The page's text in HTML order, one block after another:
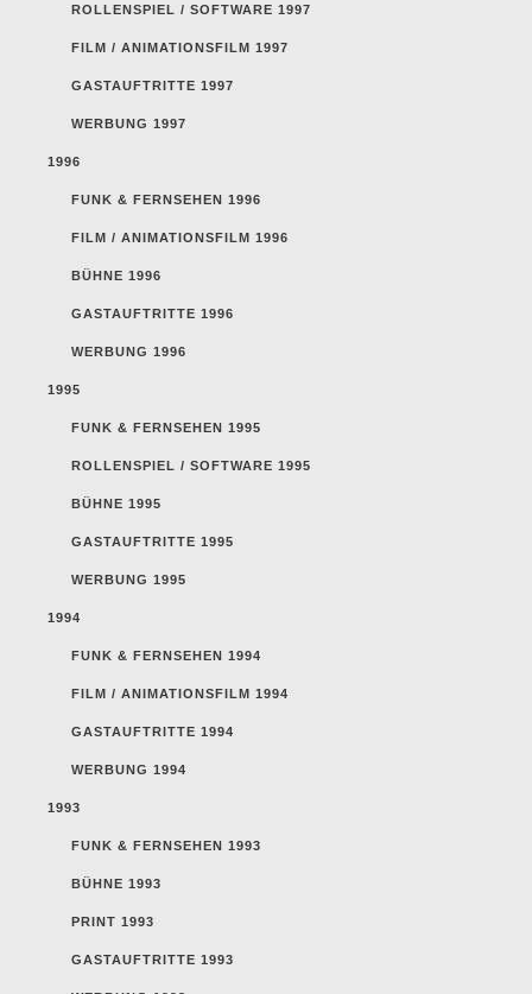
ROLLENSPIEL / SOFTWARE 1997
FILM / ANIMATIONSFILM 1997
GASTAUFTRITTE 1997
WERBUNG 1997
1996
FUNK & FERNSEHEN 1996
FILM / ANIMATIONSFILM 1996
BÜHNE 1996
GASTAUFTRITTE 1996
WERBUNG 1996
1995
FUNK & FERNSEHEN 1995
ROLLENSPIEL / SOFTWARE 1995
BÜHNE 1995
GASTAUFTRITTE 1995
WERBUNG 1995
1994
FUNK & FERNSEHEN 1994
FILM / ANIMATIONSFILM 1994
GASTAUFTRITTE 1994
WERBUNG 1994
1993
FUNK & FERNSEHEN 1993
BÜHNE 1993
PRINT 1993
GASTAUFTRITTE 1993